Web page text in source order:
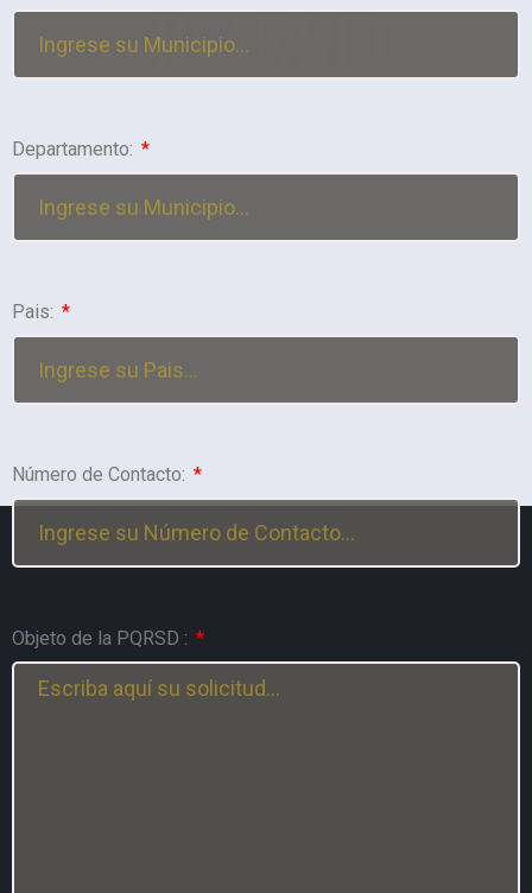
Departamento:
Pais:
Número de Contacto:
Objeto de la PQRSD :